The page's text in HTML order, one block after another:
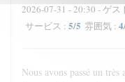
2026-07-31 - 20:30 - ゲス
サービス : 5/5 雰囲気 : 4
Nous avons passé un